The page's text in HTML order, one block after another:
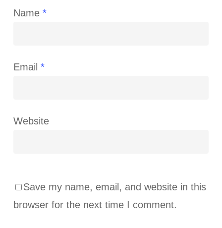
Name *
Email *
Website
Save my name, email, and website in this
browser for the next time I comment.